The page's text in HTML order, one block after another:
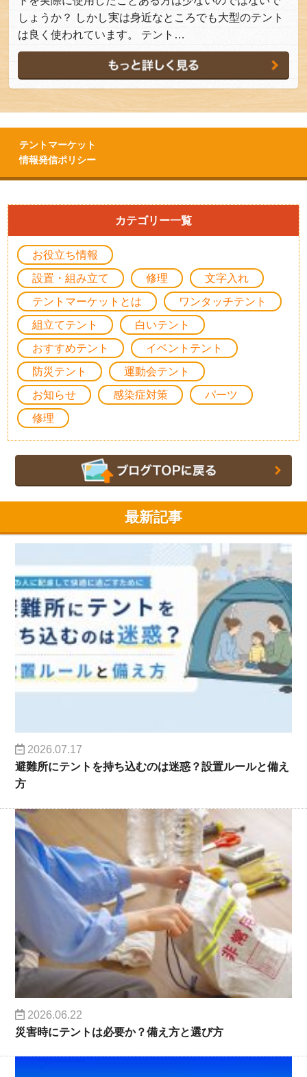
しょうか？ しかし実は身近なところでも大型のテント
は良く使われています。 テント…
テントマーケット
情報発信ポリシー
カテゴリー一覧
お役立ち情報
設置・組み立て
修理
文字入れ
テントマーケットとは
ワンタッチテント
組立てテント
白いテント
おすすめテント
イベントテント
防災テント
運動会テント
お知らせ
感染症対策
パーツ
修理
最新記事
2026.07.17
避難所にテントを持ち込むのは迷惑？設置ルールと備え
方
2026.06.22
災害時にテントは必要か？備え方と選び方